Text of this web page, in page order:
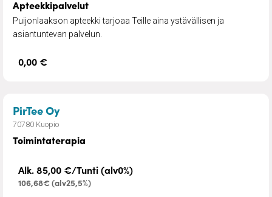
Apteekkipalvelut
Puijonlaakson apteekki tarjoaa Teille aina ystävällisen ja
asiantuntevan palvelun.
0,00 €
PirTee Oy– Toimintaterapia
70780 Kuopio
Toimintaterapia
Alk. 85,00 €/Tunti (alv0%)
106,68€ (alv25,5%)